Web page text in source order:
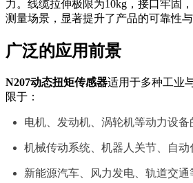
力。线缆拉伸极限为10kg，接口牢固
测量场景，显著提升了产品的可靠性与
广泛的应用前景
N207动态扭矩传感器适用于多种工业
限于：
电机、发动机、涡轮机等动力设
机械传动系统、机器人关节、自
新能源汽车、风力发电、轨道交